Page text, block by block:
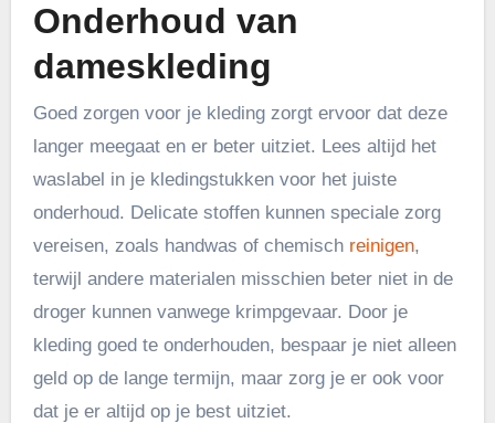
Onderhoud van
dameskleding
Goed zorgen voor je kleding zorgt ervoor dat deze
langer meegaat en er beter uitziet. Lees altijd het
waslabel in je kledingstukken voor het juiste
onderhoud. Delicate stoffen kunnen speciale zorg
vereisen, zoals handwas of chemisch reinigen,
terwijl andere materialen misschien beter niet in de
droger kunnen vanwege krimpgevaar. Door je
kleding goed te onderhouden, bespaar je niet alleen
geld op de lange termijn, maar zorg je er ook voor
dat je er altijd op je best uitziet.